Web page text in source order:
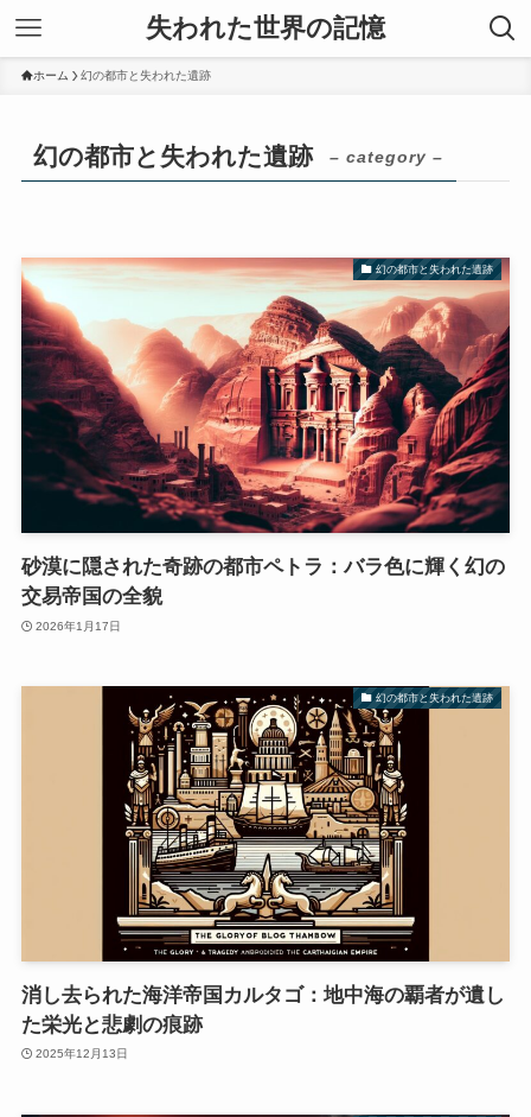
失われた世界の記憶
ホーム 幻の都市と失われた遺跡
幻の都市と失われた遺跡 – category –
幻の都市と失われた遺跡
砂漠に隠された奇跡の都市ペトラ：バラ色に輝く幻の
交易帝国の全貌
2026年1月17日
幻の都市と失われた遺跡
消し去られた海洋帝国カルタゴ：地中海の覇者が遺し
た栄光と悲劇の痕跡
2025年12月13日